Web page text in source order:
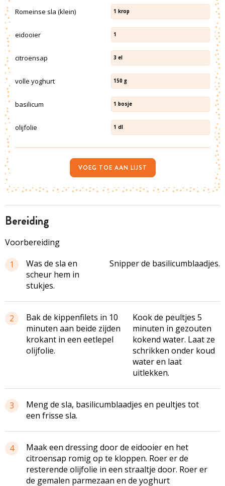
bereiding
Voorbereiding
1
Was de sla en
scheur hem in
stukjes.
Snipper de basilicumblaadjes.
2
Bak de kippenfilets in 10
minuten aan beide zijden
krokant in een eetlepel
olijfolie.
Kook de peultjes 5
minuten in gezouten
kokend water. Laat ze
schrikken onder koud
water en laat
uitlekken.
3
Meng de sla, basilicumblaadjes en peultjes tot
een frisse sla.
4
Maak een dressing door de eidooier en het
citroensap romig op te kloppen. Roer er de
resterende olijfolie in een straaltje door. Roer er
de gemalen parmezaan en de yoghurt
Romeinse sla (klein) 1 krop
eidooier 1
citroensap 3 el
volle yoghurt 150 g
basilicum 1 bosje
olijfolie 1 dl
VOEG TOE AAN LIJST